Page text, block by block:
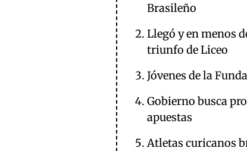
Brasileño
Llegó y en menos
triunfo de Liceo
Jóvenes de la
Gobierno busca
apuestas
Atletas curicanos